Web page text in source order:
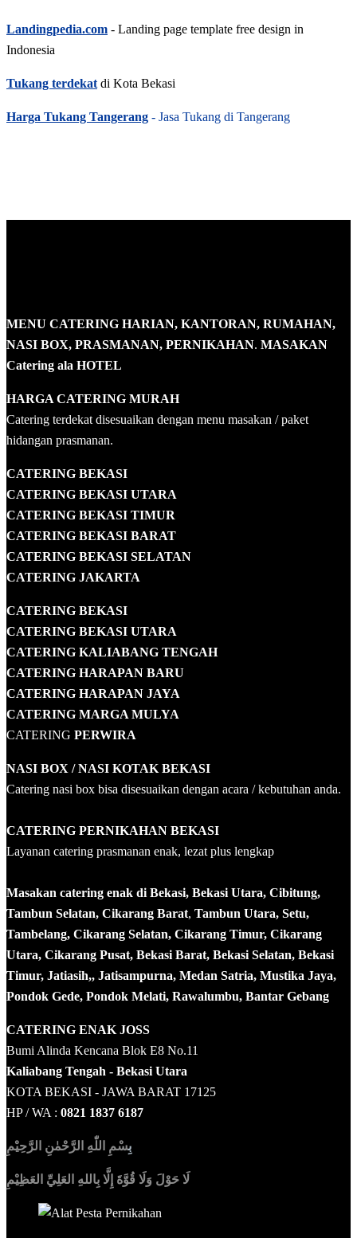
Landingpedia.com - Landing page template free design in
Indonesia
Tukang terdekat di Kota Bekasi
Harga Tukang Tangerang - Jasa Tukang di Tangerang
MENU CATERING HARIAN, KANTORAN, RUMAHAN,
NASI BOX, PRASMANAN, PERNIKAHAN. MASAKAN
Catering ala HOTEL
HARGA CATERING MURAH
Catering terdekat disesuaikan dengan menu masakan / paket
hidangan prasmanan.
CATERING BEKASI
CATERING BEKASI UTARA
CATERING BEKASI TIMUR
CATERING BEKASI BARAT
CATERING BEKASI SELATAN
CATERING JAKARTA
CATERING BEKASI
CATERING BEKASI UTARA
CATERING KALIABANG TENGAH
CATERING HARAPAN BARU
CATERING HARAPAN JAYA
CATERING MARGA MULYA
CATERING PERWIRA
NASI BOX / NASI KOTAK BEKASI
Catering nasi box bisa disesuaikan dengan acara / kebutuhan anda.
CATERING PERNIKAHAN BEKASI
Layanan catering prasmanan enak, lezat plus lengkap
Masakan catering enak di Bekasi, Bekasi Utara, Cibitung,
Tambun Selatan, Cikarang Barat, Tambun Utara, Setu,
Tambelang, Cikarang Selatan, Cikarang Timur, Cikarang
Utara, Cikarang Pusat, Bekasi Barat, Bekasi Selatan, Bekasi
Timur, Jatiasih,, Jatisampurna, Medan Satria, Mustika Jaya,
Pondok Gede, Pondok Melati, Rawalumbu, Bantar Gebang
CATERING ENAK JOSS
Bumi Alinda Kencana Blok E8 No.11
Kaliabang Tengah - Bekasi Utara
KOTA BEKASI - JAWA BARAT 17125
HP / WA : 0821 1837 6187
بِسْمِ اللّٰهِ الرَّحْمٰنِ الرَّحِيْمِ
لَا حَوْلَ وَلَا قُوَّةَ إِلَّا بِاللهِ العَلِيِّ العَظِيْمِ